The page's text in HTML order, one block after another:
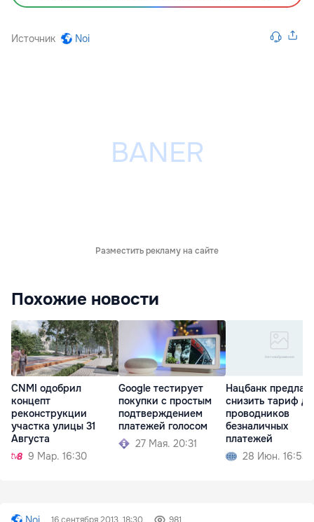
Источник Noi
Разместить рекламу на сайте
Похожие новости
CNMI одобрил
концепт
реконструкции
участка улицы 31
Августа
9 Мар. 16:30
Google тестирует
покупки с простым
подтверждением
платежей голосом
27 Мая. 20:31
Нацбанк
снизить тариф
проводников
безналичных
платежей
28 Июн. 16:53